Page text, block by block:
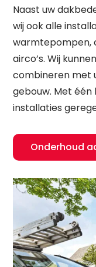
Naast uw
wij ook alle
warmtepompen,
airco’s. Wij
combineren met
gebouw. Met
installaties
Onderhoud